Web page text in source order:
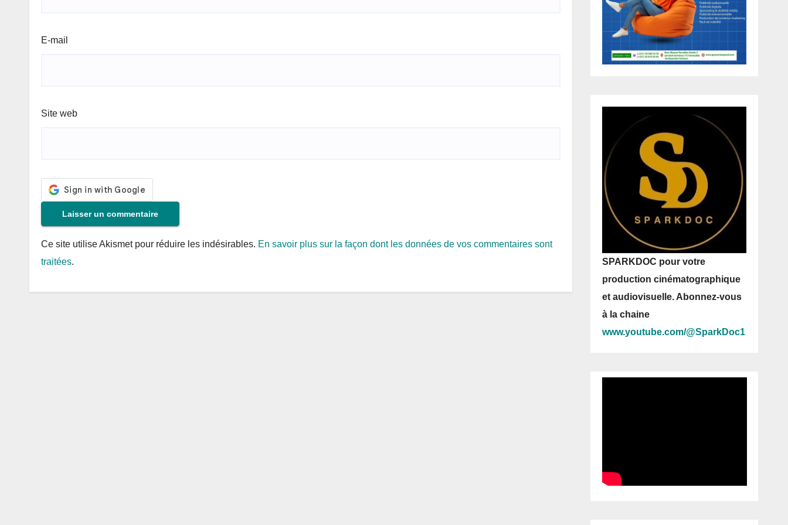
E-mail
Site web
Ce site utilise Akismet pour réduire les indésirables. En savoir plus sur la façon dont les données de vos commentaires sont
traitées.
SPARKDOC pour votre
production cinématographique
et audiovisuelle. Abonnez-vous
à la chaine
www.youtube.com/@SparkDoc1